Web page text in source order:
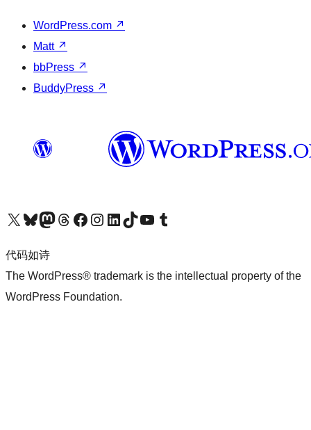
WordPress.com ↗
Matt ↗
bbPress ↗
BuddyPress ↗
关注我们的 X（原 Twitter）账号访问我们的 Bluesky 账号关注我们的 Mastodon 账号访问我们的 Threads 账号 访问我们的 Facebook 公共主页关注我们的 Instagram 账号 关注我们的 LinkedIn 主页访问我们的 TikTok 账号访问我们的 YouTube 频道 访问我们的 Tumblr 账号
代码如诗
The WordPress® trademark is the intellectual property of the
WordPress Foundation.